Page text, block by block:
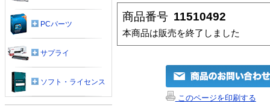
商品番号 11510492
本商品は販売を終了しました
このページを印刷する
PCパーツ
サプライ
ソフト・ライセンス